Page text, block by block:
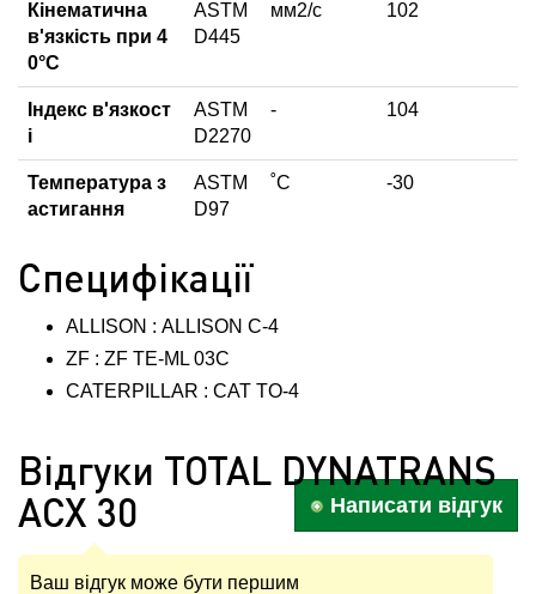
Кінематична
в'язкість при 4
0°С
ASTM
D445
мм2/с 102
Індекс в'язкост
і
ASTM
D2270
- 104
Температура з
астигання
ASTM
D97
˚С -30
Специфікації
ALLISON : ALLISON C-4
ZF : ZF TE-ML 03C
CATERPILLAR : CAT TO-4
Відгуки TOTAL DYNATRANS
ACX 30
Написати відгук
Ваш відгук може бути першим